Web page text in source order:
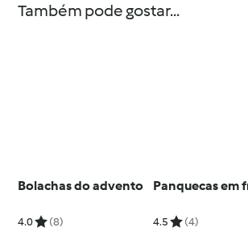
Também pode gostar...
Bolachas do advento
4.0 (8)
Panquecas em
4.5 (4)